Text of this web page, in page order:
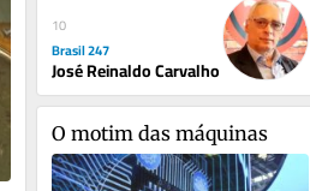
10
Brasil 247
José Reinaldo Carvalho
O motim das máquinas